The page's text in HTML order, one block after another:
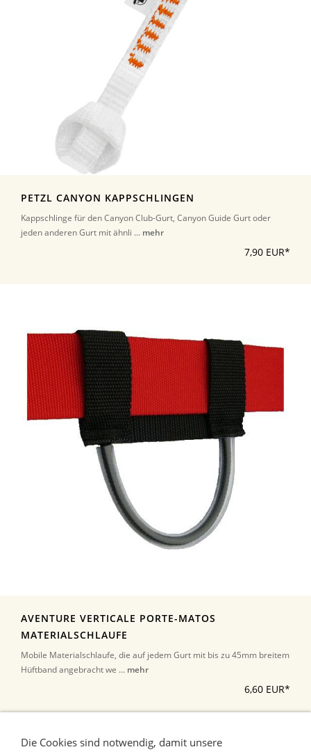
PETZL CANYON KAPPSCHLINGEN
Kappschlinge für den Canyon Club-Gurt, Canyon Guide Gurt oder
jeden anderen Gurt mit ähnli ... mehr
7,90 EUR*
AVENTURE VERTICALE PORTE-MATOS
MATERIALSCHLAUFE
Mobile Materialschlaufe, die auf jedem Gurt mit bis zu 45mm breitem
Hüftband angebracht we ... mehr
6,60 EUR*
*Alle Preise inkl. Umsatzsteuer, zuzüglich Versand
Die Cookies sind notwendig, damit unsere